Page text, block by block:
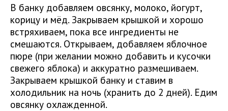
В банку добавляем овсянку, молоко, йогурт,
корицу и мёд. Закрываем крышкой и хорошо
встряхиваем, пока все ингредиенты не
смешаются. Открываем, добавляем яблочное
пюре (при желании можно добавить и кусочки
свежего яблока) и аккуратно размешиваем.
Закрываем крышкой банку и ставим в
холодильник на ночь (хранить до 2 дней). Едим
овсянку охлажденной.